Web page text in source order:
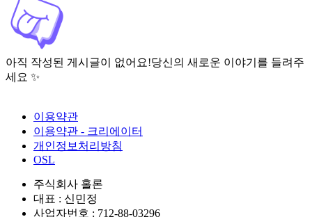
아직 작성된 게시글이 없어요!당신의 새로운 이야기를 들려주
세요 ✨
이용약관
이용약관 - 크리에이터
개인정보처리방침
OSL
주식회사 홀론
대표 : 신민정
사업자번호 : 712-88-03296